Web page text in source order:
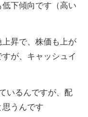
下傾向です（高い
昇で、株価も上が
が、キャッシュイ
いるんですが、配
うんです